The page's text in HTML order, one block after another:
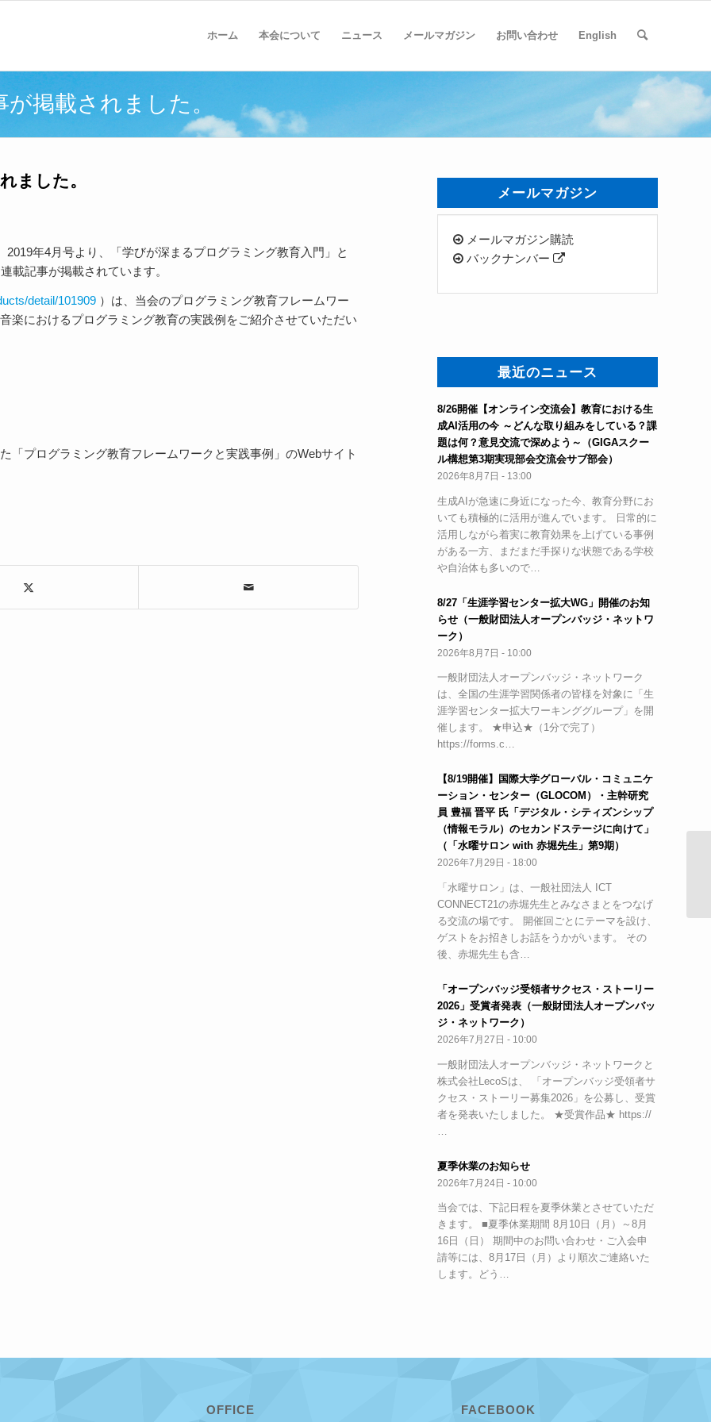
ホーム 本会について ニュース メールマガジン お問い合わせ English
掲載されました。
ました。
年4月号より、「学びが深まるプログラミング教育入門」と
載記事が掲載されています。
detail/101909 ）は、当会のプログラミング教育フレームワー
楽におけるプログラミング教育の実践例をご紹介させていただい
「プログラミング教育フレームワークと実践事例」のWebサイト
メールマガジン
メールマガジン購読
バックナンバー
最近のニュース
8/26開催【オンライン交流会】教育における生
成AI活用の今 ～どんな取り組みをしている？課
題は何？意見交流で深めよう～（GIGAスクー
ル構想第3期実現部会交流会サブ部会）
2026年8月7日 - 13:00
生成AIが急速に身近になった今、教育分野にお
いても積極的に活用が進んでいます。 日常的に
活用しながら着実に教育効果を上げている事例
がある一方、まだまだ手探りな状態である学校
や自治体も多いので…
8/27「生涯学習センター拡大WG」開催のお知
らせ（一般財団法人オープンバッジ・ネットワ
ーク）
2026年8月7日 - 10:00
一般財団法人オープンバッジ・ネットワーク
は、全国の生涯学習関係者の皆様を対象に「生
涯学習センター拡大ワーキンググループ」を開
催します。 ★申込★（1分で完了）
https://forms.c…
【8/19開催】国際大学グローバル・コミュニケ
ーション・センター（GLOCOM）・主幹研究
員 豊福 晋平 氏「デジタル・シティズンシップ
（情報モラル）のセカンドステージに向けて」
（「水曜サロン with 赤堀先生」第9期）
2026年7月29日 - 18:00
「水曜サロン」は、一般社団法人 ICT
CONNECT21の赤堀先生とみなさまとをつなげ
る交流の場です。 開催回ごとにテーマを設け、
ゲストをお招きしお話をうかがいます。 その
後、赤堀先生も含…
「オープンバッジ受領者サクセス・ストーリー
2026」受賞者発表（一般財団法人オープンバッ
ジ・ネットワーク）
2026年7月27日 - 10:00
一般財団法人オープンバッジ・ネットワークと
株式会社LecoSは、 「オープンバッジ受領者サ
クセス・ストーリー募集2026」を公募し、受賞
者を発表いたしました。 ★受賞作品★ https://
夏季休業のお知らせ
2026年7月24日 - 10:00
当会では、下記日程を夏季休業とさせていただ
きます。 ■夏季休業期間 8月10日（月）～8月
16日（日） 期間中のお問い合わせ・ご入会申
請等には、8月17日（月）より順次ご連絡いた
します。どう…
OFFICE FACEBOOK